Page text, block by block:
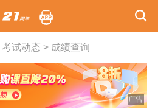
考试动态 > 成绩查询
广告